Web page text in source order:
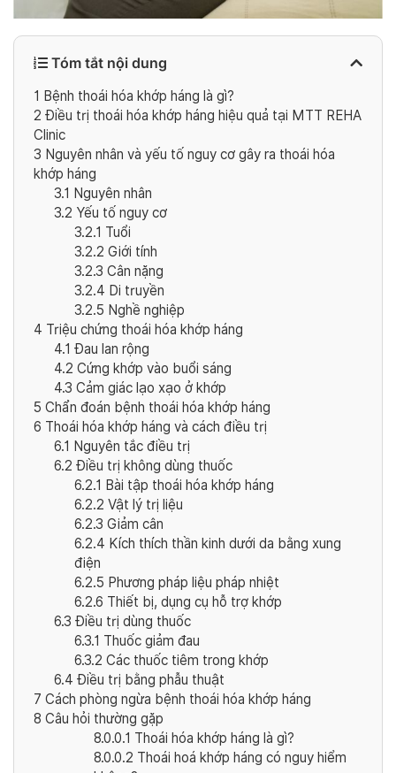
Tóm tắt nội dung
1 Bệnh thoái hóa khớp háng là gì?
2 Điều trị thoái hóa khớp háng hiệu quả tại MTT REHA
Clinic
3 Nguyên nhân và yếu tố nguy cơ gây ra thoái hóa
khớp háng
3.1 Nguyên nhân
3.2 Yếu tố nguy cơ
3.2.1 Tuổi
3.2.2 Giới tính
3.2.3 Cân nặng
3.2.4 Di truyền
3.2.5 Nghề nghiệp
4 Triệu chứng thoái hóa khớp háng
4.1 Đau lan rộng
4.2 Cứng khớp vào buổi sáng
4.3 Cảm giác lạo xạo ở khớp
5 Chẩn đoán bệnh thoái hóa khớp háng
6 Thoái hóa khớp háng và cách điều trị
6.1 Nguyên tắc điều trị
6.2 Điều trị không dùng thuốc
6.2.1 Bài tập thoái hóa khớp háng
6.2.2 Vật lý trị liệu
6.2.3 Giảm cân
6.2.4 Kích thích thần kinh dưới da bằng xung
điện
6.2.5 Phương pháp liệu pháp nhiệt
6.2.6 Thiết bị, dụng cụ hỗ trợ khớp
6.3 Điều trị dùng thuốc
6.3.1 Thuốc giảm đau
6.3.2 Các thuốc tiêm trong khớp
6.4 Điều trị bằng phẫu thuật
7 Cách phòng ngừa bệnh thoái hóa khớp háng
8 Câu hỏi thường gặp
8.0.0.1 Thoái hóa khớp háng là gì?
8.0.0.2 Thoái hoá khớp háng có nguy hiểm